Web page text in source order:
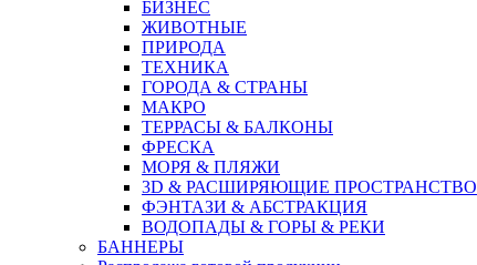
БИЗНЕС
ЖИВОТНЫЕ
ПРИРОДА
ТЕХНИКА
ГОРОДА & СТРАНЫ
МАКРО
ТЕРРАСЫ & БАЛКОНЫ
ФРЕСКА
МОРЯ & ПЛЯЖИ
3D & РАСШИРЯЮЩИЕ ПРОСТРАНСТВО
ФЭНТАЗИ & АБСТРАКЦИЯ
ВОДОПАДЫ & ГОРЫ & РЕКИ
БАННЕРЫ